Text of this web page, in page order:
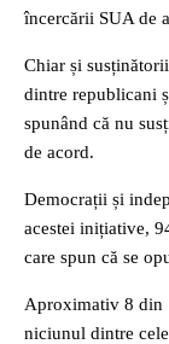
încercării SUA de
Chiar și
dintre republicani
spunând că nu
de acord.
Democrații și
acestei inițiative,
care spun că se
Aproximativ 8 din
niciunul dintre